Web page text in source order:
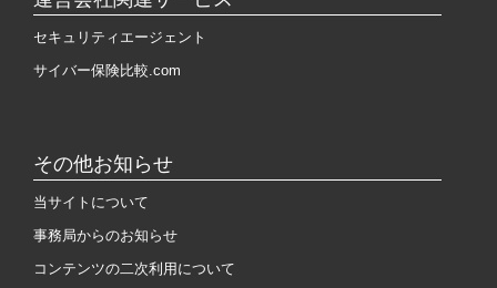
セキュリティエージェント
サイバー保険比較.com
その他お知らせ
当サイトについて
事務局からのお知らせ
コンテンツの二次利用について